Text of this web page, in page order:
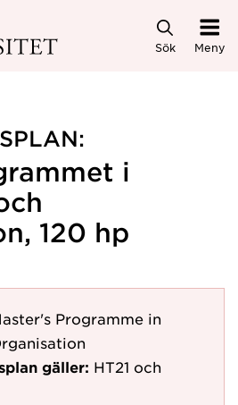
Sök Meny
i
120 hp
Programme in
gäller: HT21 och